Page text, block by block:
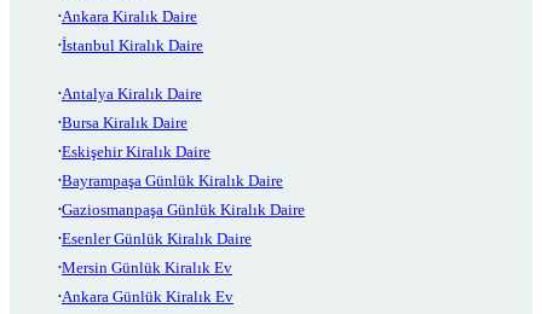
Ankara Kiralık Daire
İstanbul Kiralık Daire
Antalya Kiralık Daire
Bursa Kiralık Daire
Eskişehir Kiralık Daire
Bayrampaşa Günlük Kiralık Daire
Gaziosmanpaşa Günlük Kiralık Daire
Esenler Günlük Kiralık Daire
Mersin Günlük Kiralık Ev
Ankara Günlük Kiralık Ev